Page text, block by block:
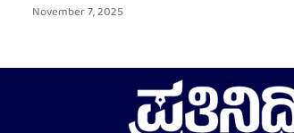
November 7, 2025